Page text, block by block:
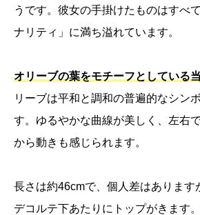
うです。彼女の手掛けたものはすべ
ナリティ」に満ち溢れています。
オリーブの葉をモチーフとしている当
リーブは平和と調和の普遍的なシン
す。ゆるやかな曲線が美しく、左右
から動きも感じられます。
長さは約46cmで、個人差はあります
デコルテ下あたりにトップがきます。